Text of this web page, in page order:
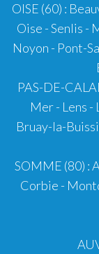
OISE (60) :
Oise - Senlis -
Noyon - Pont-
PAS-DE-
Mer- Lens -
Bruay-la-
SOMME (80) :
Corbie -